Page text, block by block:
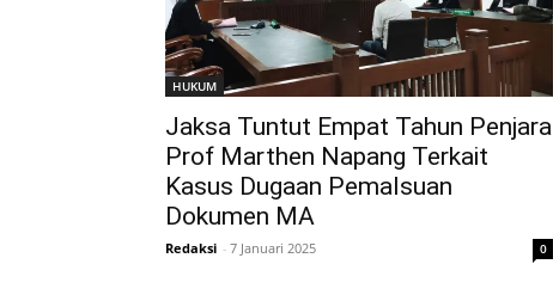
HUKUM
Jaksa Tuntut Empat Tahun Penjara
Prof Marthen Napang Terkait
Kasus Dugaan Pemalsuan
Dokumen MA
Redaksi - 7 Januari 2025 0